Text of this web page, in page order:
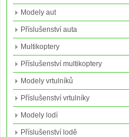
Modely aut
Příslušenství auta
Multikoptery
Příslušenství multikoptery
Modely vrtulníků
Příslušenství vrtulníky
Modely lodí
Příslušenství lodě